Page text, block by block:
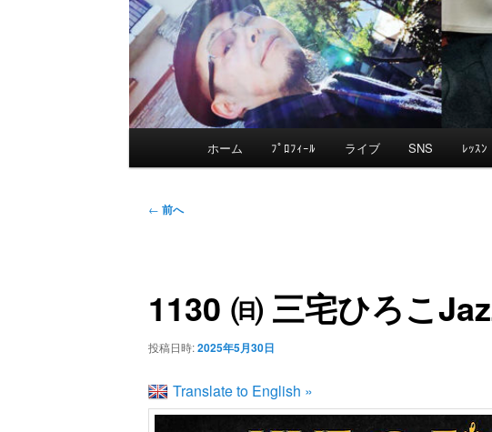
イ
メ
コ
ン
テ
ホーム ﾌﾟﾛﾌｨｰﾙ ライブ SNS ﾚｯｽﾝ
投
ゲ
ー
シ
ン
← 前へ
1130 ㈰ 三宅ひろこ
投稿日時:2025年5月30日
Translate to English »